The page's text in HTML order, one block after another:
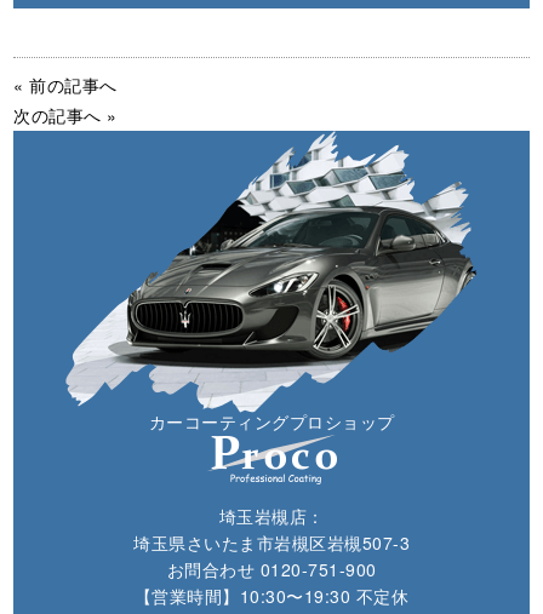
« 前の記事へ
次の記事へ »
カーコーティングプロショップ
埼玉岩槻店：
埼玉県さいたま市岩槻区岩槻507-3
お問合わせ 0120-751-900
【営業時間】10:30〜19:30 不定休